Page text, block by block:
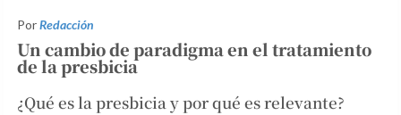
PorRedacción
Un cambio de paradigma en el tratamiento
de la presbicia
¿Qué es la presbicia y por qué es relevante?